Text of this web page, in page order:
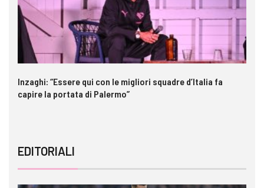
Inzaghi: “Essere qui con le migliori squadre d’Italia fa
capire la portata di Palermo”
EDITORIALI